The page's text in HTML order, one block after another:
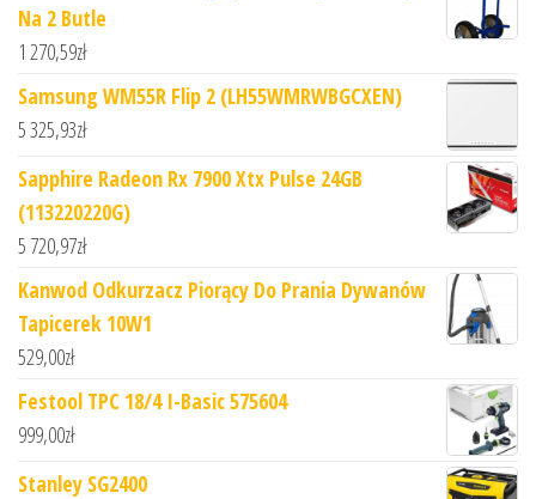
Na 2 Butle
1 270,59zł
Samsung WM55R Flip 2 (LH55WMRWBGCXEN)
5 325,93zł
Sapphire Radeon Rx 7900 Xtx Pulse 24GB
(113220220G)
5 720,97zł
Kanwod Odkurzacz Piorący Do Prania Dywanów
Tapicerek 10W1
529,00zł
Festool TPC 18/4 I-Basic 575604
999,00zł
Stanley SG2400